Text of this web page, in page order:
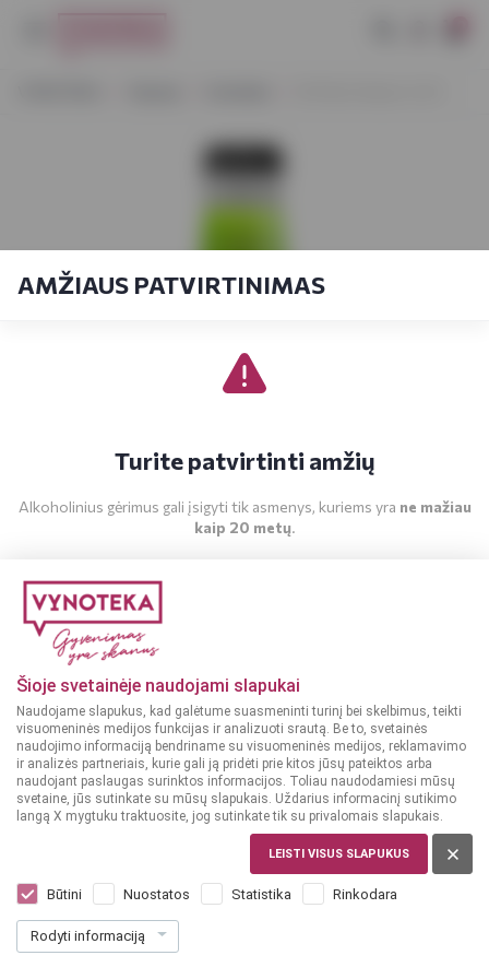
Šioje svetainėje naudojami slapukai
Naudojame slapukus, kad galėtume suasmeninti turinį bei skelbimus, teikti
visuomeninės medijos funkcijas ir analizuoti srautą. Be to, svetainės
naudojimo informaciją bendriname su visuomeninės medijos, reklamavimo
ir analizės partneriais, kurie gali ją pridėti prie kitos jūsų pateiktos arba
naudojant paslaugas surinktos informacijos. Toliau naudodamiesi mūsų
svetaine, jūs sutinkate su mūsų slapukais. Uždarius informacinį sutikimo
langą X mygtuku traktuosite, jog sutinkate tik su privalomais slapukais.
LEISTI VISUS SLAPUKUS
Būtini Nuostatos Statistika Rinkodara
Rodyti informaciją
AMŽIAUS PATVIRTINIMAS
Turite patvirtinti amžių
Alkoholinius gėrimus gali įsigyti tik asmenys, kuriems yra ne mažiau
kaip 20 metų.
Dar nėra balsų, galite įvertinti
199€ 6.03 € / L